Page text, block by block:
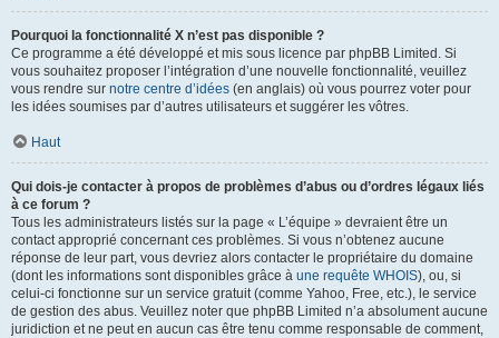
Pourquoi la fonctionnalité X n’est pas disponible ?
Ce programme a été développé et mis sous licence par phpBB Limited. Si
vous souhaitez proposer l’intégration d’une nouvelle fonctionnalité, veuillez
vous rendre sur notre centre d’idées (en anglais) où vous pourrez voter pour
les idées soumises par d’autres utilisateurs et suggérer les vôtres.
Haut
Qui dois-je contacter à propos de problèmes d’abus ou d’ordres légaux liés
à ce forum ?
Tous les administrateurs listés sur la page « L’équipe » devraient être un
contact approprié concernant ces problèmes. Si vous n’obtenez aucune
réponse de leur part, vous devriez alors contacter le propriétaire du domaine
(dont les informations sont disponibles grâce à une requête WHOIS), ou, si
celui-ci fonctionne sur un service gratuit (comme Yahoo, Free, etc.), le service
de gestion des abus. Veuillez noter que phpBB Limited n’a absolument aucune
juridiction et ne peut en aucun cas être tenu comme responsable de comment,